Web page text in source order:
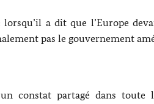
a dit que l’Europe
pas le gouvernement
constat partagé dans toute